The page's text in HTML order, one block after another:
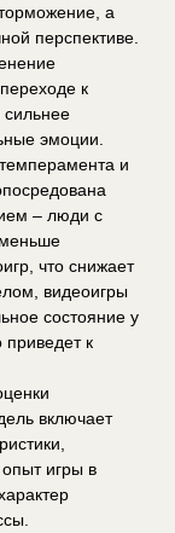
а
перспективе.
к
сильнее
эмоции.
и
– люди с
что снижает
видеоигры
состояние у
приведет к
включает
игры в